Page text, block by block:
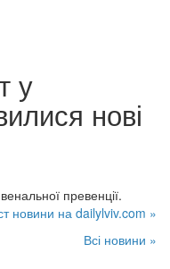
у
нові
превенції.
новини на dailylviv.com »
Всі новини »